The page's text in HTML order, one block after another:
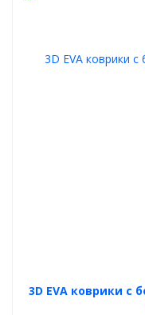
3D EVA коврики с